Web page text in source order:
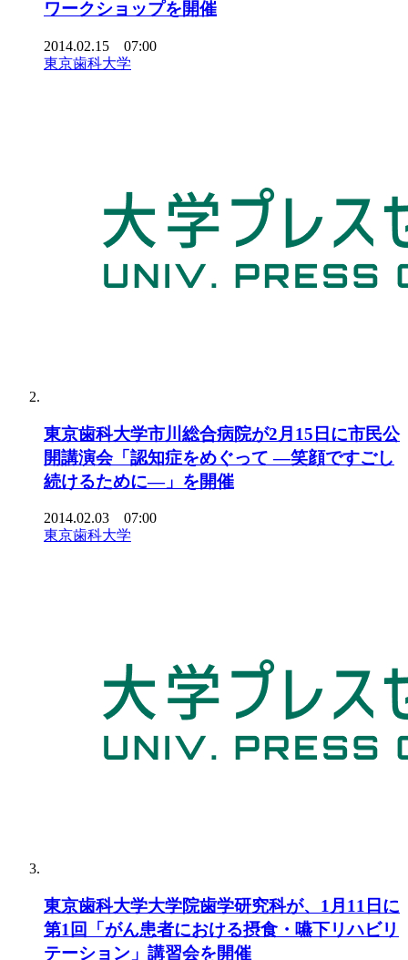
ワークショップを開催
2014.02.15 07:00
東京歯科大学
東京歯科大学市川総合病院が2月15日に市民公
開講演会「認知症をめぐって ―笑顔ですごし
続けるために―」を開催
2014.02.03 07:00
東京歯科大学
東京歯科大学大学院歯学研究科が、1月11日に
第1回「がん患者における摂食・嚥下リハビリ
テーション」講習会を開催